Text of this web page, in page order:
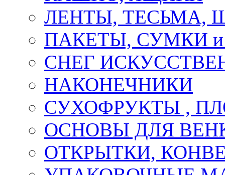
ЛЕНТЫ, ТЕСЬМА,
ПАКЕТЫ, СУМКИ
СНЕГ
НАКОНЕЧНИКИ
СУХОФРУКТЫ ,
ОСНОВЫ ДЛЯ
ОТКРЫТКИ,